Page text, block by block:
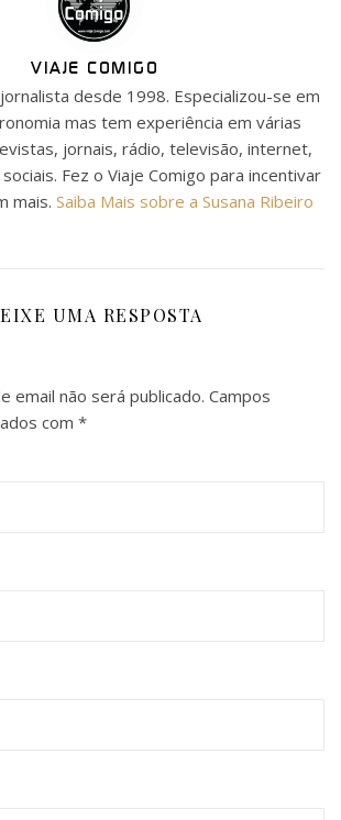
VIAJE COMIGO
desde 1998. Especializou-se em
mas tem experiência em várias
jornais, rádio, televisão, internet,
Fez o Viaje Comigo para incentivar
mais. Saiba Mais sobre a Susana Ribeiro
UMA RESPOSTA
email não será publicado. Campos
com *